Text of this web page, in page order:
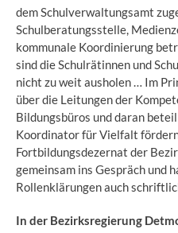
dem Schulverwaltungsamt
Schulberatungsstelle,
kommunale Koordinierung
sind die Schulrätinnen und
nicht zu weit ausholen … Im
über die Leitungen der
Bildungsbüros und daran
Koordinator für Vielfalt
Fortbildungsdezernat der
gemeinsam ins Gespräch und
Rollenklärungen auch
In der Bezirksregierung